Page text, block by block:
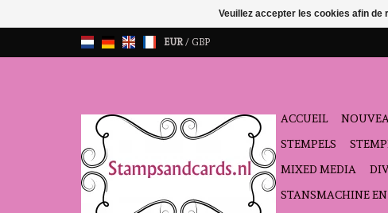
EUR/ GBP
ACCUEIL
STEMPELS
MIXED MEDIA
STANSMACHINE
Veuillez accepter les cookies afin